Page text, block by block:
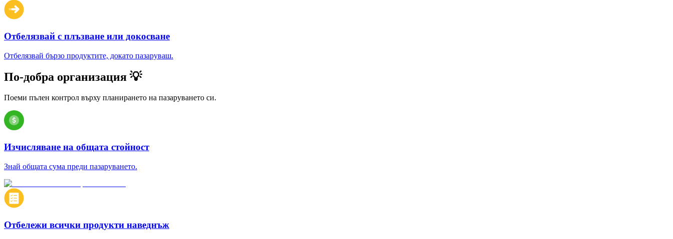
Отбелязвай с плъзване или докосване
Отбелязвай бързо продуктите, докато пазаруваш.
По-добра организация 💡
Поеми пълен контрол върху планирането на пазаруването си.
Изчисляване на общата стойност
Знай общата сума преди пазаруването.
Отбележи всички продукти наведнъж